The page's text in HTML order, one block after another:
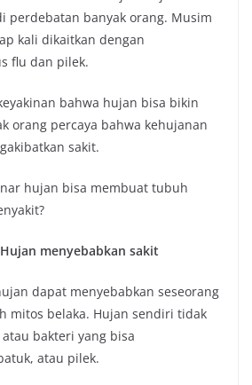
perdebatan banyak orang. Musim
kali dikaitkan dengan
flu dan pilek.
bahwa hujan bisa bikin
orang percaya bahwa kehujanan
sakit.
hujan bisa membuat tubuh
menyebabkan sakit
dapat menyebabkan seseorang
mitos belaka. Hujan sendiri tidak
bakteri yang bisa
atau pilek.